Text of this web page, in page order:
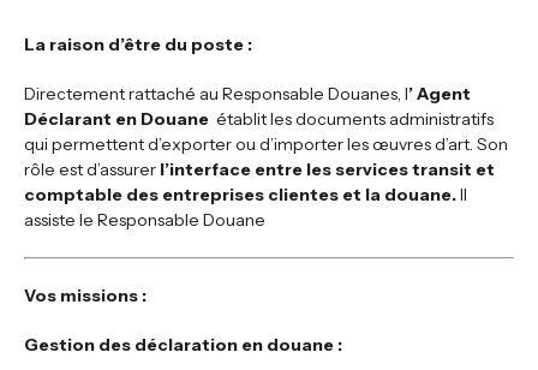
La raison d’être du poste :
Directement rattaché au Responsable Douanes, l’ Agent
Déclarant en Douane établit les documents administratifs
qui permettent d’exporter ou d’importer les œuvres d’art. Son
rôle est d’assurer l’interface entre les services transit et
comptable des entreprises clientes et la douane.Il
assiste le Responsable Douane
Vos missions :
Gestion des déclaration en douane :